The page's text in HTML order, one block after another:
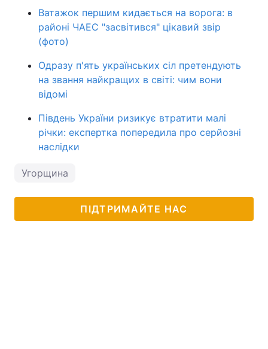
Ватажок першим кидається на ворога: в
районі ЧАЕС "засвітився" цікавий звір
(фото)
Одразу п'ять українських сіл претендують
на звання найкращих в світі: чим вони
відомі
Південь України ризикує втратити малі
річки: експертка попередила про серйозні
наслідки
Угорщина
ПІДТРИМАЙТЕ НАС